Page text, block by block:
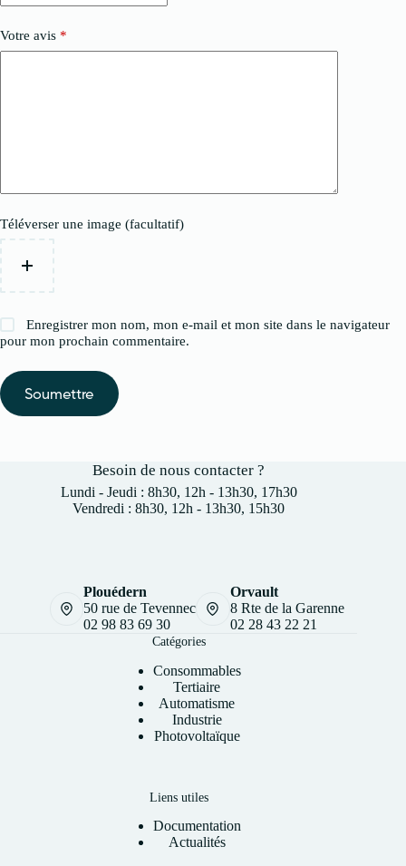
Votre avis *
Téléverser une image (facultatif)
Enregistrer mon nom, mon e-mail et mon site dans le navigateur
pour mon prochain commentaire.
Soumettre
Besoin de nous contacter ?
Lundi - Jeudi : 8h30, 12h - 13h30, 17h30
Vendredi : 8h30, 12h - 13h30, 15h30
Plouédern
50 rue de Tevennec
02 98 83 69 30
Orvault
8 Rte de la Garenne
02 28 43 22 21
Catégories
Consommables
Tertiaire
Automatisme
Industrie
Photovoltaïque
Liens utiles
Documentation
Actualités